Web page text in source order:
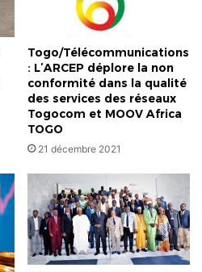
Togo/Télécommunications
: L’ARCEP déplore la non
conformité dans la qualité
des services des réseaux
Togocom et MOOV Africa
TOGO
21 décembre 2021